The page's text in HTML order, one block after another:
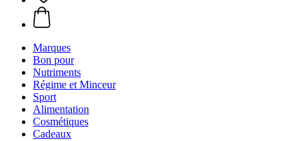
Marques
Bon pour
Nutriments
Régime et Minceur
Sport
Alimentation
Cosmétiques
Cadeaux